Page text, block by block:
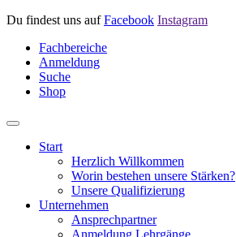
Du findest uns aufFacebook Instagram
Fachbereiche
Anmeldung
Suche
Shop
Start
Herzlich Willkommen
Worin bestehen unsere Stärken?
Unsere Qualifizierung
Unternehmen
Ansprechpartner
Anmeldung Lehrgänge